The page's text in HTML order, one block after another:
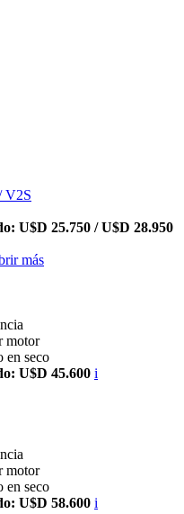
V2S
U$D 25.750 / U$D 28.950
más
motor
en seco
U$D 45.600 i
motor
en seco
U$D 58.600 i